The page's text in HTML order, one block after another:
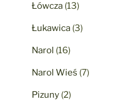
Łówcza (13)
Łukawica (3)
Narol (16)
Narol Wieś (7)
Pizuny (2)